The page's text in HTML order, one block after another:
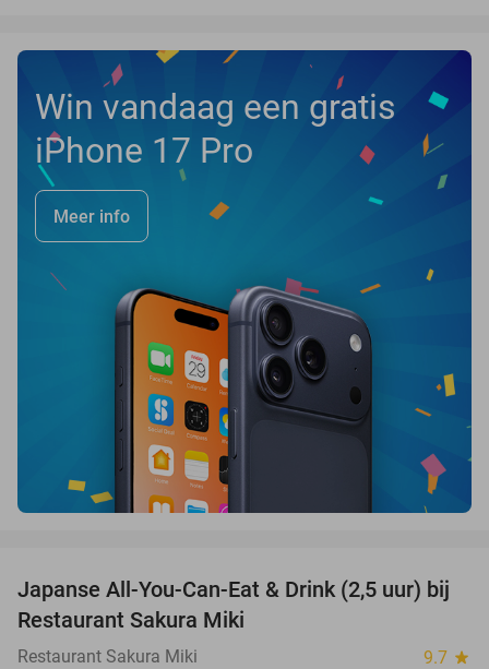
Win vandaag een gratis
iPhone 17 Pro
Meer info
13%
Japanse All-You-Can-Eat & Drink (2,5 uur) bij
Restaurant Sakura Miki
Restaurant Sakura Miki 9.7 star